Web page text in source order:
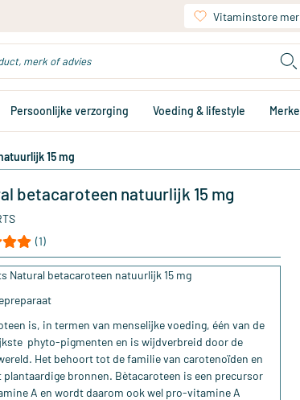
Vitaminstore
Persoonlijke verzorging Voeding & lifestyle
15 mg
betacaroteen natuurlijk 15 mg
(1)
Natural betacaroteen natuurlijk 15 mg
is, in termen van menselijke voeding, één van de
phyto-pigmenten en is wijdverbreid door de
Het behoort tot de familie van carotenoïden en
bronnen. Bètacaroteen is een precursor
A en wordt daarom ook wel pro-vitamine A